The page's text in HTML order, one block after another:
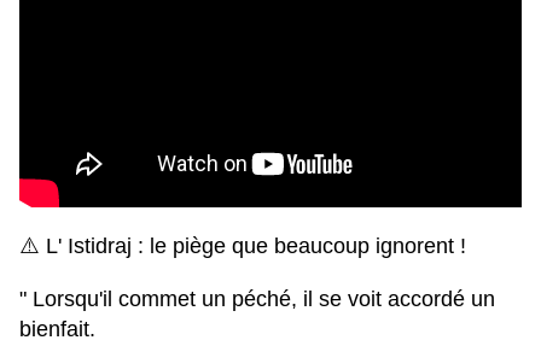
⚠️ L' Istidraj : le piège que beaucoup ignorent !
" Lorsqu'il commet un péché, il se voit accordé un
bienfait.